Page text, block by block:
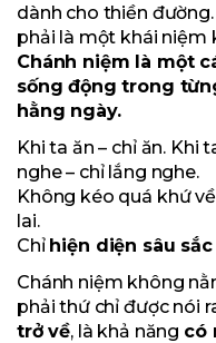
dành cho thiền
phải là một khái niệm
Chánh niệm là một
sống động trong
hằng ngày.
Khi ta ăn – chỉ ăn. Khi
nghe – chỉ lắng nghe.
Không kéo quá khứ
lai.
Chỉ hiện diện sâu sắc
Chánh niệm không
phải thứ chỉ được nói
trở về, là khả năng có